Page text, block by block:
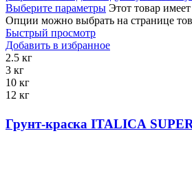
Выберите параметры Этот товар
Опции можно выбрать на странице
Быстрый просмотр
Добавить в избранное
2.5 кг
3 кг
10 кг
12 кг
Грунт-краска ITALICA